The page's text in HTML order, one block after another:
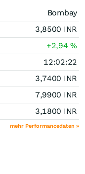
Bombay
3,8500 INR
+2,94%
12:02:22
3,7400 INR
7,9900 INR
3,1800 INR
mehr Performancedaten »